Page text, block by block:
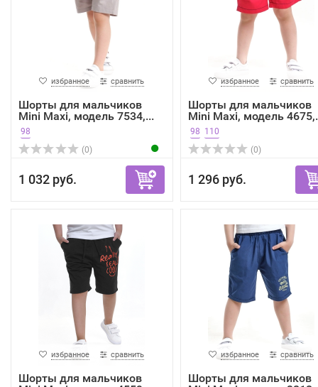
избранное сравнить
Шорты для мальчиков
Mini Maxi, модель 7534,...
98
(0)
1 032 руб.
избранное сравнить
Шорты для мальчиков
Mini Maxi, модель
98 110
(0)
1 296 руб.
избранное сравнить
Шорты для мальчиков
избранное сравнить
Шорты для мальчиков